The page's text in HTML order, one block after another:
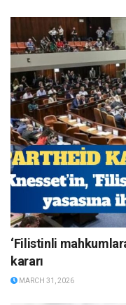
‘Filistinli
kararı
MARCH 31, 2026